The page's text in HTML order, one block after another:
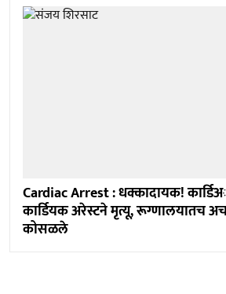
Cardiac Arrest : धक्कादायक!
कार्डियक अरेस्टने मृत्यू, रूग्णालयातच
कोसळले